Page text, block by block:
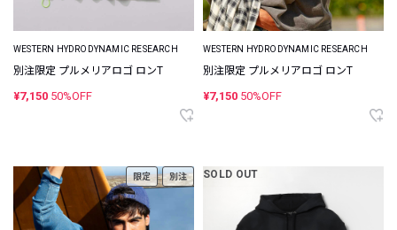
WESTERN HYDRODYNAMIC RESEARCH
別注限定 プルメリアロゴ ロンT
¥7,150 50%OFF
WESTERN HYDRODYNAMIC RESEARCH
別注限定 プルメリアロゴ ロンT
¥7,150 50%OFF
限定 別注 SOLD OUT